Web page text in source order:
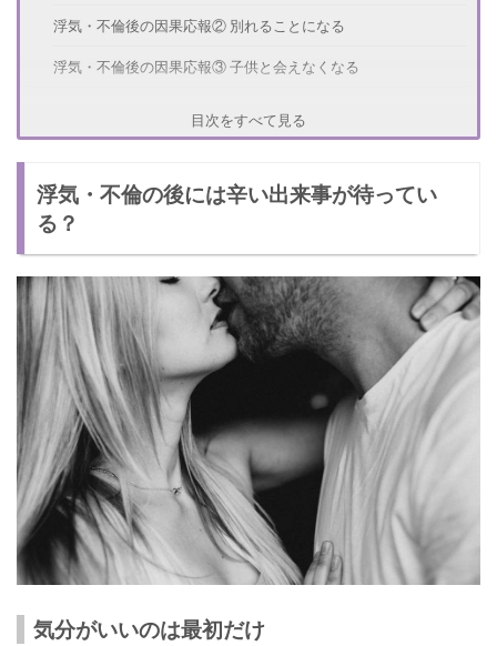
浮気・不倫後の因果応報② 別れることになる
浮気・不倫後の因果応報③ 子供と会えなくなる
因果応報② 信用がなくなる
ほかの男へ浮気はNG！辛すぎる結末の体験談
さいごに
目次をすべて見る
浮気・不倫の後には辛い出来事が待ってい
る？
気分がいいのは最初だけ